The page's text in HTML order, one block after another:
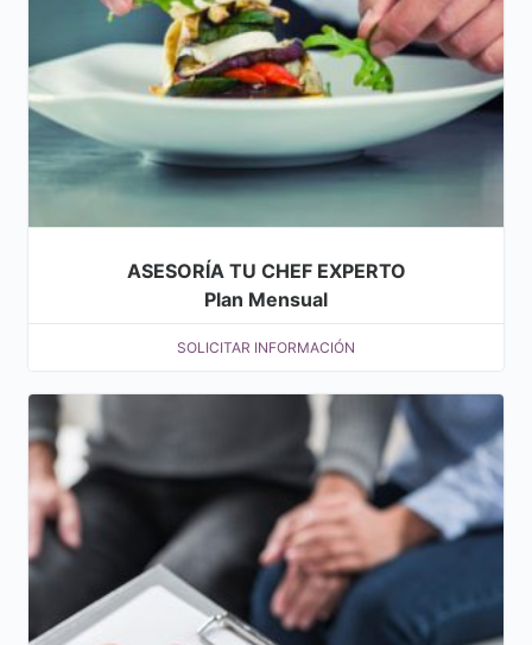
ASESORÍA TU CHEF EXPERTO
Plan Mensual
SOLICITAR INFORMACIÓN